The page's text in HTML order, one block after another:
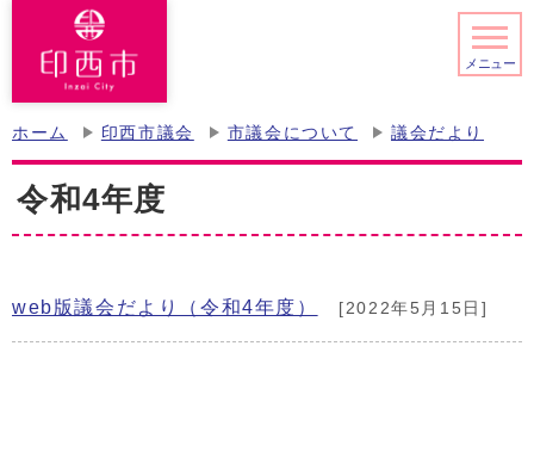
メニュー
ホーム 印西市議会 市議会について 議会だより
令和4年度
web版議会だより（令和4年度） [2022年5月15日]